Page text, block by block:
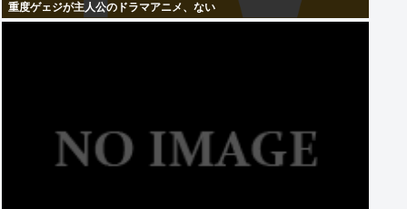
重度ゲェジが主人公のドラマアニメ、ない